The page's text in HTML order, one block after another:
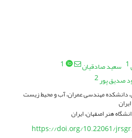
1 سعید صادقیان
1
صدیق پور2
دانشکده مهندسی عمران، آب و محیط زیست
هنر اصفهان، ایران
https://doi.org/10.22061/